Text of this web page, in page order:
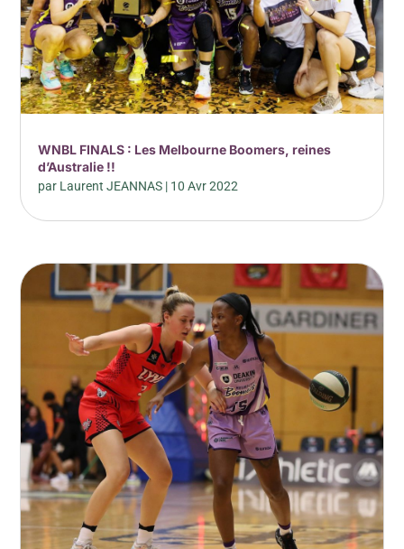
WNBL FINALS : Les Melbourne Boomers, reines
d’Australie !!
par Laurent JEANNAS | 10 Avr 2022